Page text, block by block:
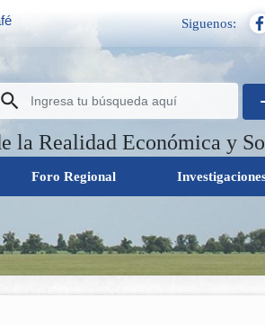
Siguenos:
la Realidad Económica y
Foro Regional